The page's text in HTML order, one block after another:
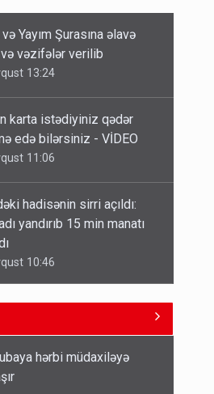
karta istədiyiniz qədər
edə bilərsiniz - VİDEO
11:06
hadisənin sirri açıldı:
yandırıb 15 min manatı
hava ilə bağlı VACİB
- Saat 11:00-dan…
09:15
dönüşü yox: Bakı-
qatarına bilet
23:17
hərbi müdaxiləyə